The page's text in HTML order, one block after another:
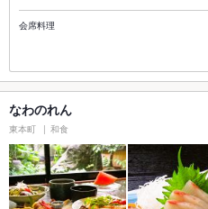
会席料理
なわのれん
東本町 和食